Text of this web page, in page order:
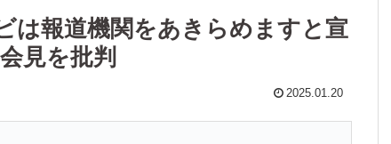
は報道機関をあきらめますと宣
見を批判
2025.01.20